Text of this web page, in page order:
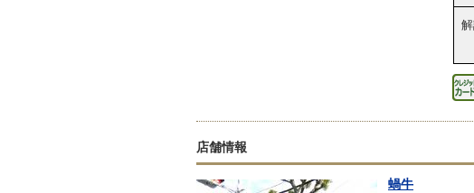
店舗情報
蝸牛